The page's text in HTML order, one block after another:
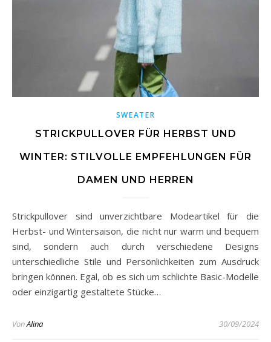
SWEATER
STRICKPULLOVER FÜR HERBST UND
WINTER: STILVOLLE EMPFEHLUNGEN FÜR
DAMEN UND HERREN
Strickpullover sind unverzichtbare Modeartikel für die
Herbst- und Wintersaison, die nicht nur warm und bequem
sind, sondern auch durch verschiedene Designs
unterschiedliche Stile und Persönlichkeiten zum Ausdruck
bringen können. Egal, ob es sich um schlichte Basic-Modelle
oder einzigartig gestaltete Stücke…
VonAlina 30/09/2024